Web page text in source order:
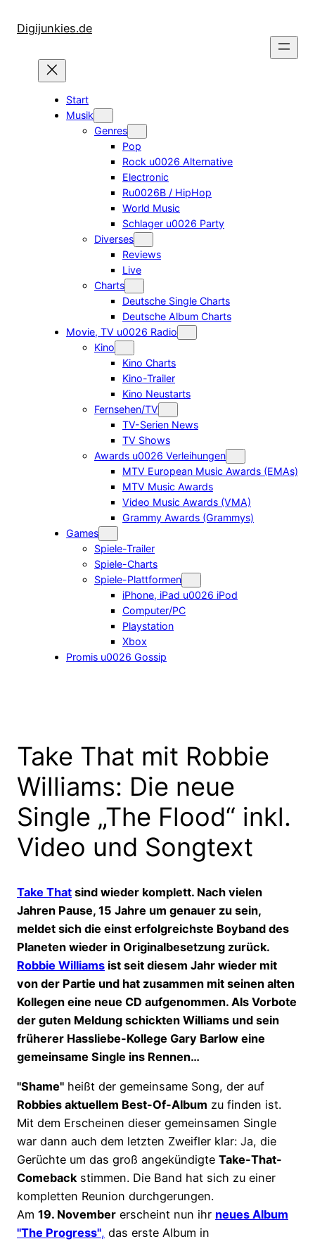
InhaltDigijunkies.de
Start
Musik
Genres
Pop
Rock u0026 Alternative
Electronic
Ru0026B / HipHop
World Music
Schlager u0026 Party
Diverses
Reviews
Live
Charts
Deutsche Single Charts
Deutsche Album Charts
Movie, TV u0026 Radio
Kino
Kino Charts
Kino-Trailer
Kino Neustarts
Fernsehen/TV
TV-Serien News
TV Shows
Awards u0026 Verleihungen
MTV European Music Awards (EMAs)
MTV Music Awards
Video Music Awards (VMA)
Grammy Awards (Grammys)
Games
Spiele-Trailer
Spiele-Charts
Spiele-Plattformen
iPhone, iPad u0026 iPod
Computer/PC
Playstation
Xbox
Promis u0026 Gossip
Take That mit Robbie
Williams: Die neue
Single „The Flood“ inkl.
Video und Songtext
Take That sind wieder komplett. Nach vielen
Jahren Pause, 15 Jahre um genauer zu sein,
meldet sich die einst erfolgreichste Boyband des
Planeten wieder in Originalbesetzung zurück.
Robbie Williams ist seit diesem Jahr wieder mit
von der Partie und hat zusammen mit seinen alten
Kollegen eine neue CD aufgenommen. Als Vorbote
der guten Meldung schickten Williams und sein
früherer Hassliebe-Kollege Gary Barlow eine
gemeinsame Single ins Rennen…
"Shame" heißt der gemeinsame Song, der auf
Robbies aktuellem Best-Of-Album zu finden ist.
Mit dem Erscheinen dieser gemeinsamen Single
war dann auch dem letzten Zweifler klar: Ja, die
Gerüchte um das groß angekündigte Take-That-
Comebackstimmen. Die Band hat sich zu einer
kompletten Reunion durchgerungen.
Am 19. November erscheint nun ihr neues Album
"The Progress", das erste Album in